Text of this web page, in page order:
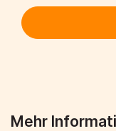
Mehr